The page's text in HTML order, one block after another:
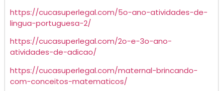
https://cucasuperlegal.com/5o-ano-atividades-de-
lingua-portuguesa-2/
https://cucasuperlegal.com/2o-e-3o-ano-
atividades-de-adicao/
https://cucasuperlegal.com/maternal-brincando-
com-conceitos-matematicos/